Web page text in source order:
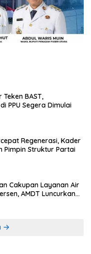
BAST,
PPU Segera Dimulai
Regenerasi, Kader
Pimpin Struktur Partai
Cakupan Layanan Air
AMDT Luncurkan